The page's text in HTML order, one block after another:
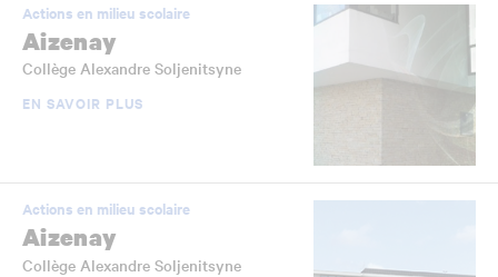
Actions en milieu scolaire
Aizenay
Collège Alexandre Soljenitsyne
EN SAVOIR PLUS
Actions en milieu scolaire
Aizenay
Collège Alexandre Soljenitsyne